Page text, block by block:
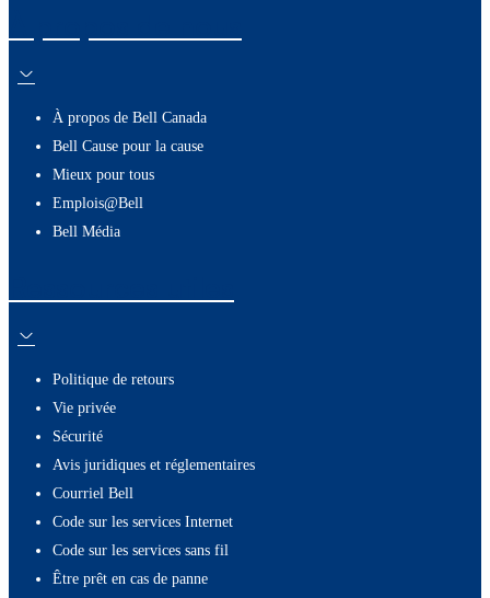
À propos de Bell Canada
Bell Cause pour la cause
Mieux pour tous
Emplois@Bell
Bell Média
Politique de retours
Vie privée
Sécurité
Avis juridiques et réglementaires
Courriel Bell
Code sur les services Internet
Code sur les services sans fil
Être prêt en cas de panne